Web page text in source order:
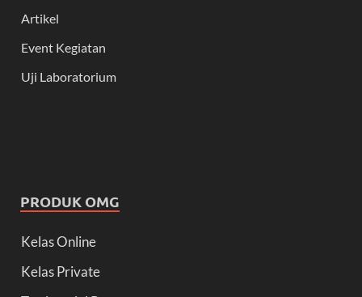
Artikel
Event Kegiatan
Uji Laboratorium
PRODUK OMG
Kelas Online
Kelas Private